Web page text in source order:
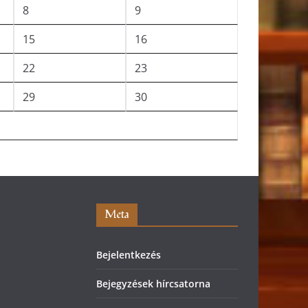
8
9
15
16
22
23
29
30
Meta
Bejelentkezés
Bejegyzések hírcsatorna